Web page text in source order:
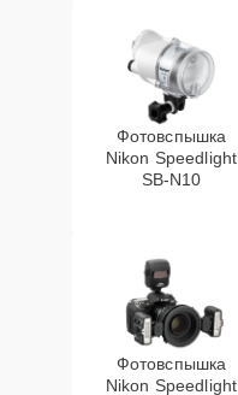
Фотовспышка
Nikon Speedlight
SB-N10
Фотовспышка
Nikon Speedlight